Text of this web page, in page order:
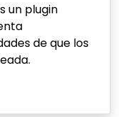
un plugin
de que los